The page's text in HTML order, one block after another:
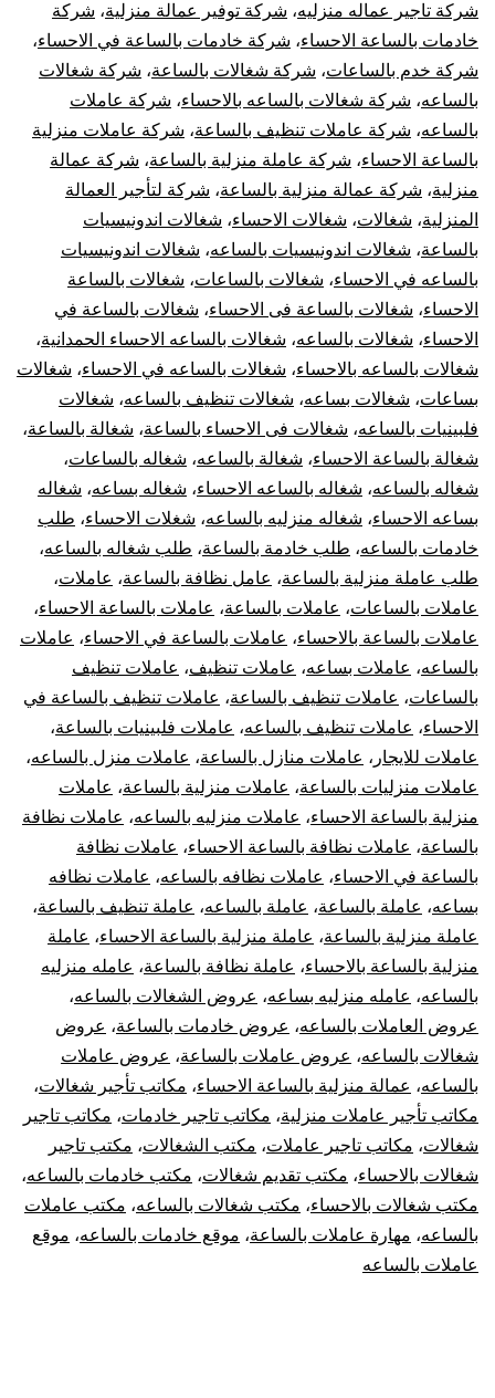
شركة تاجير عماله منزليه، شركة توفير عمالة منزلية، شركة
خادمات بالساعة الاحساء، شركة خادمات بالساعة في الاحساء،
شركة خدم بالساعات، شركة شغالات بالساعة، شركة شغالات
بالساعه، شركة شغالات بالساعه بالاحساء، شركة عاملات
بالساعه، شركة عاملات تنظيف بالساعة، شركة عاملات منزلية
بالساعة الاحساء، شركة عاملة منزلية بالساعة، شركة عمالة
منزلية، شركة عمالة منزلية بالساعة، شركة لتأجير العمالة
المنزلية، شغالات، شغالات الاحساء، شغالات اندونيسيات
بالساعة، شغالات اندونيسيات بالساعه، شغالات اندونيسيات
بالساعه في الاحساء، شغالات بالساعات، شغالات بالساعة
الاحساء، شغالات بالساعة فى الاحساء، شغالات بالساعة في
الاحساء، شغالات بالساعه، شغالات بالساعه الاحساء الحمدانية،
شغالات بالساعه بالاحساء، شغالات بالساعه في الاحساء، شغالات
بساعات، شغالات بساعه، شغالات تنظيف بالساعه، شغالات
فلبينيات بالساعه، شغالات فى الاحساء بالساعة، شغالة بالساعة،
شغالة بالساعة الاحساء، شغالة بالساعه، شغاله بالساعات،
شغاله بالساعه، شغاله بالساعه الاحساء، شغاله بساعه، شغاله
بساعه الاحساء، شغاله منزليه بالساعه، شغلات الاحساء، طلب
خادمات بالساعه، طلب خادمة بالساعة، طلب شغاله بالساعه،
طلب عاملة منزلية بالساعة، عامل نظافة بالساعة، عاملات،
عاملات بالساعات، عاملات بالساعة، عاملات بالساعة الاحساء،
عاملات بالساعة بالاحساء، عاملات بالساعة في الاحساء، عاملات
بالساعه، عاملات بساعه، عاملات تنظيف، عاملات تنظيف
بالساعات، عاملات تنظيف بالساعة، عاملات تنظيف بالساعة في
الاحساء، عاملات تنظيف بالساعه، عاملات فلبينيات بالساعة،
عاملات للايجار ، عاملات منازل بالساعة، عاملات منزل بالساعه،
عاملات منزليات بالساعة، عاملات منزلية بالساعة، عاملات
منزلية بالساعة الاحساء، عاملات منزليه بالساعه، عاملات نظافة
بالساعة، عاملات نظافة بالساعة الاحساء، عاملات نظافة
بالساعة في الاحساء، عاملات نظافه بالساعه، عاملات نظافه
بساعه، عاملة بالساعة، عاملة بالساعه، عاملة تنظيف بالساعة،
عاملة منزلية بالساعة، عاملة منزلية بالساعة الاحساء، عاملة
منزلية بالساعة بالاحساء، عاملة نظافة بالساعة، عامله منزليه
بالساعه، عامله منزليه بساعه، عروض الشغالات بالساعه،
عروض العاملات بالساعه، عروض خادمات بالساعة، عروض
شغالات بالساعه، عروض عاملات بالساعة، عروض عاملات
بالساعه، عمالة منزلية بالساعة الاحساء، مكاتب تأجير شغالات،
مكاتب تأجير عاملات منزلية، مكاتب تاجير خادمات، مكاتب تاجير
شغالات، مكاتب تاجير عاملات، مكتب الشغالات، مكتب تاجير
شغالات بالاحساء، مكتب تقديم شغالات، مكتب خادمات بالساعه،
مكتب شغالات بالاحساء، مكتب شغالات بالساعه، مكتب عاملات
بالساعه، مهارة عاملات بالساعة، موقع خادمات بالساعه، موقع
عاملات بالساعه